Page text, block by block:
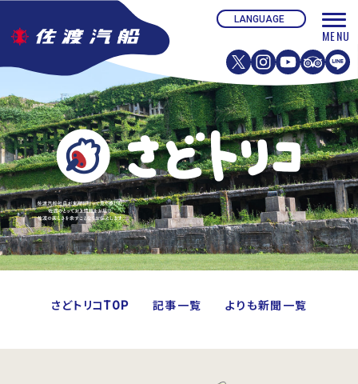
さどトリコTOP 記事一覧 よりも新聞一覧